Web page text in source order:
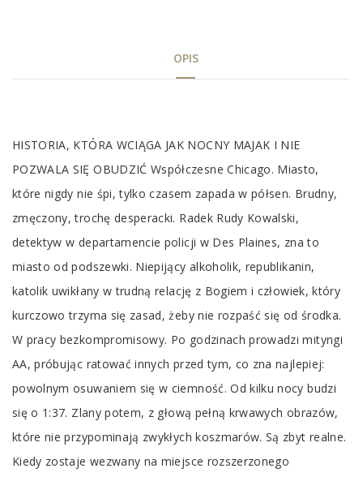
OPIS
Tab
Article
HISTORIA, KTÓRA WCIĄGA JAK NOCNY MAJAK I NIE
POZWALA SIĘ OBUDZIĆ Współczesne Chicago. Miasto,
które nigdy nie śpi, tylko czasem zapada w półsen. Brudny,
zmęczony, trochę desperacki. Radek Rudy Kowalski,
detektyw w departamencie policji w Des Plaines, zna to
miasto od podszewki. Niepijący alkoholik, republikanin,
katolik uwikłany w trudną relację z Bogiem i człowiek, który
kurczowo trzyma się zasad, żeby nie rozpaść się od środka.
W pracy bezkompromisowy. Po godzinach prowadzi mityngi
AA, próbując ratować innych przed tym, co zna najlepiej:
powolnym osuwaniem się w ciemność. Od kilku nocy budzi
się o 1:37. Zlany potem, z głową pełną krwawych obrazów,
które nie przypominają zwykłych koszmarów. Są zbyt realne.
Kiedy zostaje wezwany na miejsce rozszerzonego